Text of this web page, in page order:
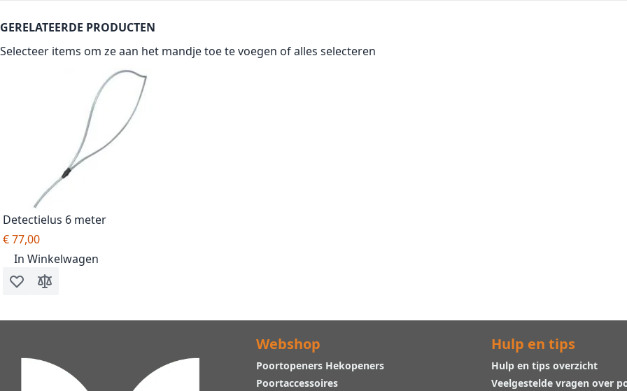
GERELATEERDE PRODUCTEN
Selecteer items om ze aan het mandje toe te voegen ofalles selecteren
Detectielus 6 meter
€ 77,00
In Winkelwagen
Voeg toe aan verlanglijst
Toevoegen om te vergelijken
Webshop
Poortopeners Hekopeners
Poortaccessoires
Hulp en tips
Hulp en tips overzicht
Veelgestelde vragen over